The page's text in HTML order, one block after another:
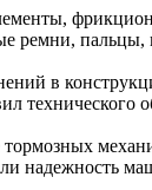
ремни,
в
технического
тормозных
надежность